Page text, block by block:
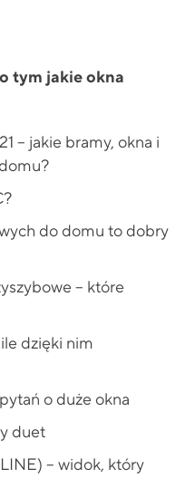
tym jakie okna
– jakie bramy, okna i
do domu to dobry
– które
dzięki nim
o duże okna
duet
– widok, który